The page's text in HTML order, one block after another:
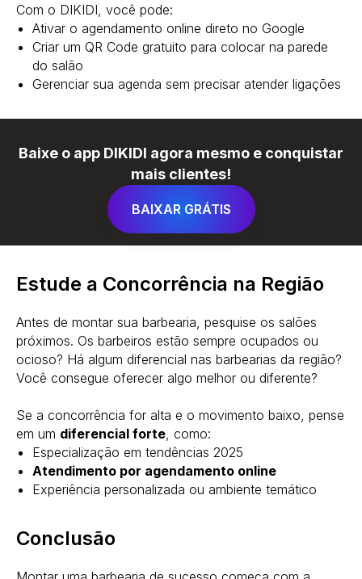
Com o DIKIDI, você pode:
Ativar o agendamento online direto no Google
Criar um QR Code gratuito para colocar na parede
do salão
Gerenciar sua agenda sem precisar atender ligações
Baixe o app DIKIDI agora mesmo e conquistar
mais clientes!
BAIXAR GRÁTIS
Estude a Concorrência na Região
Antes de montar sua barbearia, pesquise os salões
próximos. Os barbeiros estão sempre ocupados ou
ocioso? Há algum diferencial nas barbearias da região?
Você consegue oferecer algo melhor ou diferente?
Se a concorrência for alta e o movimento baixo, pense
em um diferencial forte , como:
Especialização em tendências 2025
Atendimento por agendamento online
Experiência personalizada ou ambiente temático
Conclusão